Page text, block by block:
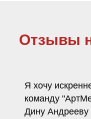
Отзывы
Я хочу
команду
Дину Андрееву